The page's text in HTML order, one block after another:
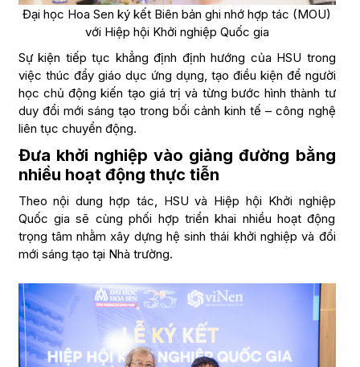
Đại học Hoa Sen ký kết Biên bản ghi nhớ hợp tác (MOU)
với Hiệp hội Khởi nghiệp Quốc gia
Sự kiện tiếp tục khẳng định định hướng của HSU trong
việc thúc đẩy giáo dục ứng dụng, tạo điều kiện để người
học chủ động kiến tạo giá trị và từng bước hình thành tư
duy đổi mới sáng tạo trong bối cảnh kinh tế – công nghệ
liên tục chuyển động.
Đưa khởi nghiệp vào giảng đường bằng
nhiều hoạt động thực tiễn
Theo nội dung hợp tác, HSU và Hiệp hội Khởi nghiệp
Quốc gia sẽ cùng phối hợp triển khai nhiều hoạt động
trọng tâm nhằm xây dựng hệ sinh thái khởi nghiệp và đổi
mới sáng tạo tại Nhà trường.